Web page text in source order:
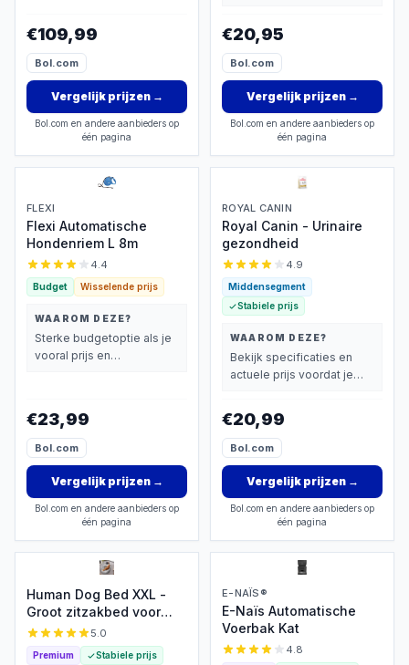
€109,99
Bol.com
Vergelijk prijzen→
Bol.com en andere aanbieders op
één pagina
€20,95
Bol.com
Vergelijk prijzen→
Bol.com en andere aanbieders op
één pagina
FLEXI
Flexi Automatische
Hondenriem L 8m
4.4
Budget Wisselende prijs
WAAROM DEZE?
Sterke budgetoptie als je
vooral prijs en
€23,99
Bol.com
Vergelijk prijzen→
Bol.com en andere aanbieders op
één pagina
ROYAL CANIN
Royal Canin - Urinaire
gezondheid
4.9
Middensegment
Stabiele prijs
WAAROM DEZE?
Bekijk specificaties en
actuele prijs voordat je
€20,99
Bol.com
Vergelijk prijzen→
Bol.com en andere aanbieders op
één pagina
Human Dog Bed XXL -
Groot zitzakbed voor
volwassenen
5.0
Premium Stabiele prijs
E-NAÏS®
E-Naïs Automatische
Voerbak Kat
4.8